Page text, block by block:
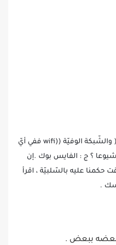
نسمع في حياتنا اليوميّة مصطلحات ك : الجيل الثّالث (G3) أو الجيل الرّابع (G4( والشّبكة الوفيّة ((wifi ففي أيّ
شيوعا ؟ ج : الفايس بوك .إن
حكمنا عليه بالسّلبيّة ، اقرأ
بعضه ببعض .